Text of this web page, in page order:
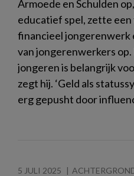
Armoede en Schulden
educatief spel, zette
financieel jongerenwerk
van jongerenwerkers
jongeren is belangrijk
zegt hij. ‘Geld als
erg gepusht door
5 JULI 2025